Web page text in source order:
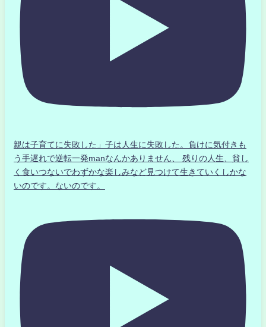
親は子育てに失敗した」子は人生に失敗した。負けに気付きも
う手遅れで逆転一発manなんかありません、 残りの人生、貧し
く食いつないでわずかな楽しみなど見つけて生きていくしかな
いのです。ないのです。